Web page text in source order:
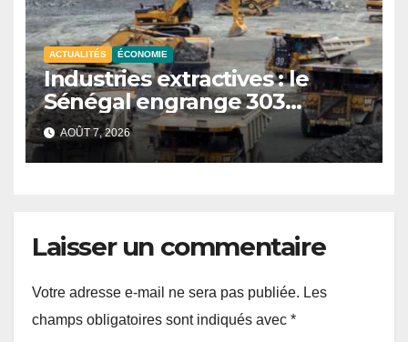
ACTUALITÉS ÉCONOMIE
Industries extractives : le
Sénégal engrange 303
milliards FCFA de revenus au
premier semestre 2025.
AOÛT 7, 2026
Laisser un commentaire
Votre adresse e-mail ne sera pas publiée. Les
champs obligatoires sont indiqués avec *